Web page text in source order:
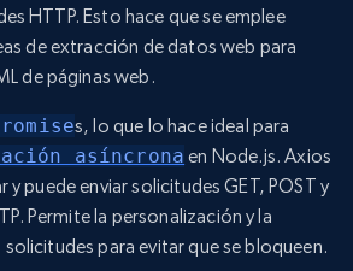
HTTP. Esto hace que se emplee
de extracción de datos web para
de páginas web.
s, lo que lo hace ideal para
asíncrona en Node.js. Axios
y puede enviar solicitudes GET, POST y
Permite la personalización y la
para evitar que se bloqueen.